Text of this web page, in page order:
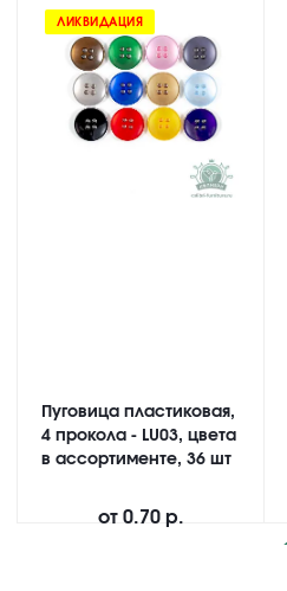
ЛИКВИДАЦИЯ
Пуговица пластиковая,
4 прокола - LU03, цвета
в ассортименте, 36 шт
от 0.70 р.